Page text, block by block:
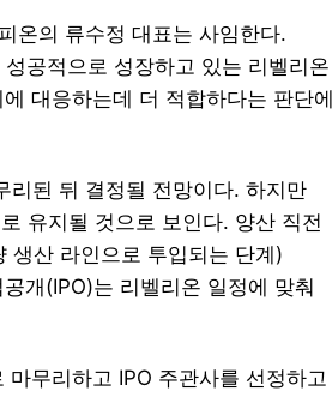
온의 류수정 대표는 사임한다.
공적으로 성장하고 있는 리벨리온
대응하는데 더 적합하다는 판단에
리된 뒤 결정될 전망이다. 하지만
유지될 것으로 보인다. 양산 직전
산 라인으로 투입되는 단계)
개(IPO)는 리벨리온 일정에 맞춰
무리하고 IPO 주관사를 선정하고